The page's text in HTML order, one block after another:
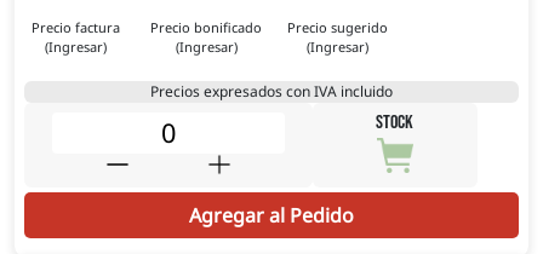
Precio factura
(Ingresar)
Precio bonificado
(Ingresar)
Precio sugerido
(Ingresar)
Precios expresados con IVA incluido
STOCK
Agregar al Pedido